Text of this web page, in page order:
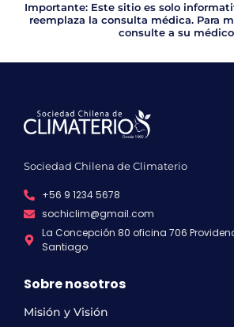
Importante: Este sitio es solo
reemplaza la consulta médica. Para
consulte a su
Sociedad Chilena de Climaterio
+56 9 1234 5678
sochiclim@gmail.com
La Concepción 80 oficina 706
Santiago
Sobre nosotros
Misión y Visión